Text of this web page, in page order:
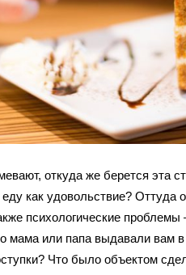
откуда же берется эта
как удовольствие? Оттуда
психологические проблемы
мама или папа выдавали вам
Что было объектом